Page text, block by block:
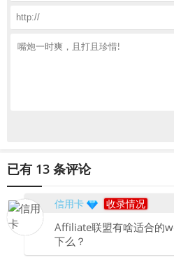
已有 13 条评论
信用卡 收录情况
Affiliate联盟有啥适合的
下么？